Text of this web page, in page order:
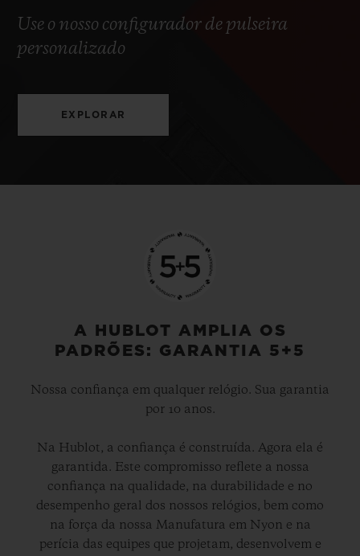
Use o nosso configurador de pulseira
personalizado
EXPLORAR
A HUBLOT AMPLIA OS
PADRÕES: GARANTIA 5+5
Nossa confiança em qualquer relógio. Sua garantia
por 10 anos.
Na Hublot, a confiança é construída. Agora ela é
garantida. Este compromisso reflete a nossa
confiança na qualidade, na durabilidade e no
desempenho geral dos nossos relógios, bem como
na força da nossa Manufatura em Nyon e na
perícia das equipes que projetam, desenvolvem e